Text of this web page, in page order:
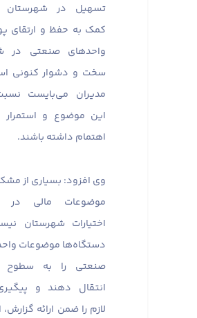
تسهیل در شهرستان
کمک به حفظ و ارتقای
واحدهای صنعتی در
سخت و دشوار کنونی
مدیران می‌بایست
این موضوع و استمرار
اهتمام داشته باشند.
وی افزود: بسیاری از
موضوعات مالی در
اختیارات شهرستان
دستگاه‌ها موضوعات
صنعتی را به سطوح
انتقال دهند و
لازم را ضمن ارائه گزارش،